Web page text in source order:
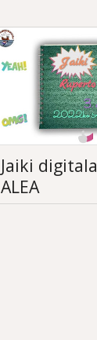
Jaiki
ALEA